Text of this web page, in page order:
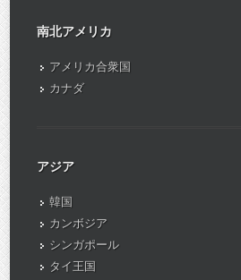
南北アメリカ
アメリカ合衆国
カナダ
アジア
韓国
カンボジア
シンガポール
タイ王国